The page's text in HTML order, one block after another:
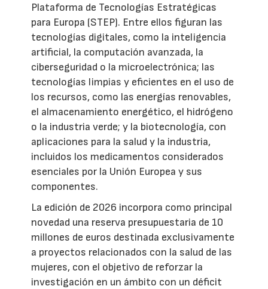
Plataforma de Tecnologías Estratégicas
para Europa (STEP). Entre ellos figuran las
tecnologías digitales, como la inteligencia
artificial, la computación avanzada, la
ciberseguridad o la microelectrónica; las
tecnologías limpias y eficientes en el uso de
los recursos, como las energías renovables,
el almacenamiento energético, el hidrógeno
o la industria verde; y la biotecnología, con
aplicaciones para la salud y la industria,
incluidos los medicamentos considerados
esenciales por la Unión Europea y sus
componentes.
La edición de 2026 incorpora como principal
novedad una reserva presupuestaria de 10
millones de euros destinada exclusivamente
a proyectos relacionados con la salud de las
mujeres, con el objetivo de reforzar la
investigación en un ámbito con un déficit